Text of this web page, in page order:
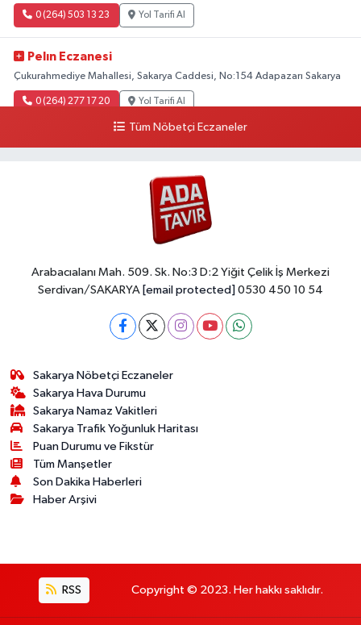
0 (264) 503 13 23 Yol Tarifi Al
Pelın Eczanesi
Çukurahmediye Mahallesi, Sakarya Caddesi, No:154 Adapazarı Sakarya
0 (264) 277 17 20 Yol Tarifi Al
Tüm Nöbetçi Eczaneler
Arabacıalanı Mah. 509. Sk. No:3 D:2 Yiğit Çelik İş Merkezi
Serdivan/SAKARYA [email protected] 0530 450 10 54
Sakarya Nöbetçi Eczaneler
Sakarya Hava Durumu
Sakarya Namaz Vakitleri
Sakarya Trafik Yoğunluk Haritası
Puan Durumu ve Fikstür
Tüm Manşetler
Son Dakika Haberleri
Haber Arşivi
RSS Copyright © 2023. Her hakkı saklıdır.